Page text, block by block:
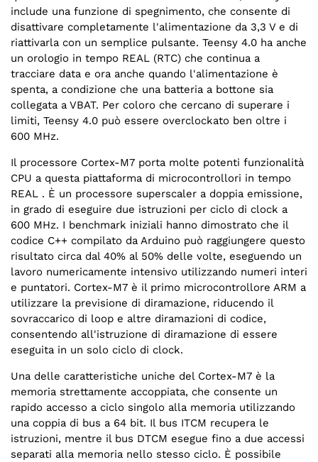
include una funzione di spegnimento, che consente di
disattivare completamente l'alimentazione da 3,3 V e di
riattivarla con un semplice pulsante. Teensy 4.0 ha anche
un orologio in tempo REAL (RTC) che continua a
tracciare data e ora anche quando l'alimentazione è
spenta, a condizione che una batteria a bottone sia
collegata a VBAT. Per coloro che cercano di superare i
limiti, Teensy 4.0 può essere overclockato ben oltre i
600 MHz.
Il processore Cortex-M7 porta molte potenti funzionalità
CPU a questa piattaforma di microcontrollori in tempo
REAL . È un processore superscaler a doppia emissione,
in grado di eseguire due istruzioni per ciclo di clock a
600 MHz. I benchmark iniziali hanno dimostrato che il
codice C++ compilato da Arduino può raggiungere questo
risultato circa dal 40% al 50% delle volte, eseguendo un
lavoro numericamente intensivo utilizzando numeri interi
e puntatori. Cortex-M7 è il primo microcontrollore ARM a
utilizzare la previsione di diramazione, riducendo il
sovraccarico di loop e altre diramazioni di codice,
consentendo all'istruzione di diramazione di essere
eseguita in un solo ciclo di clock.
Una delle caratteristiche uniche del Cortex-M7 è la
memoria strettamente accoppiata, che consente un
rapido accesso a ciclo singolo alla memoria utilizzando
una coppia di bus a 64 bit. Il bus ITCM recupera le
istruzioni, mentre il bus DTCM esegue fino a due accessi
separati alla memoria nello stesso ciclo. È possibile